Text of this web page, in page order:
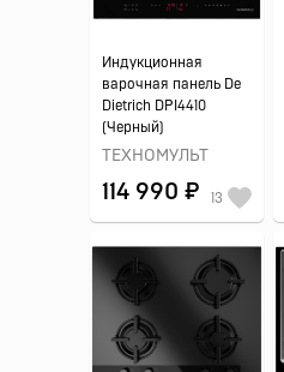
Индукционная
варочная панель De
Dietrich DPI4410
(Черный)
ТЕХНОМУЛЬТ
114 990 ₽ 13